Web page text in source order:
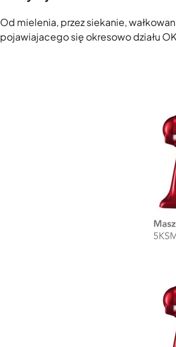
Od mielenia, przez siekanie,
pojawiajacego się okresowo działu